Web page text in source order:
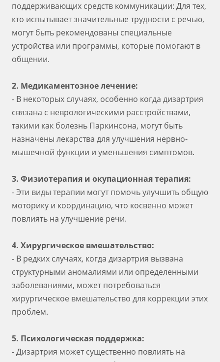
поддерживающих средств коммуникации: Для тех,
кто испытывает значительные трудности с речью,
могут быть рекомендованы специальные
устройства или программы, которые помогают в
общении.
2. Медикаментозное лечение:
- В некоторых случаях, особенно когда дизартрия
связана с неврологическими расстройствами,
такими как болезнь Паркинсона, могут быть
назначены лекарства для улучшения нервно-
мышечной функции и уменьшения симптомов.
3. Физиотерапия и окупационная терапия:
- Эти виды терапии могут помочь улучшить общую
моторику и координацию, что косвенно может
повлиять на улучшение речи.
4. Хирургическое вмешательство:
- В редких случаях, когда дизартрия вызвана
структурными аномалиями или определенными
заболеваниями, может потребоваться
хирургическое вмешательство для коррекции этих
проблем.
5. Психологическая поддержка:
- Дизартрия может существенно повлиять на